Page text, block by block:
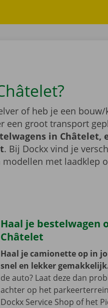
of heb je een
een groot transport
in Châtelet,
. Bij Dockx vind je
met laadklep
Haal je bestelwagen
Châtelet
Haal je camionette op in
snel en lekker
de auto? Laat deze dan
achter op het
Dockx Service Shop of het